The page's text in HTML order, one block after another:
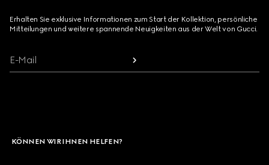
Erhalten Sie exklusive Informationen zum Start der Kollektion, persönliche
Mitteilungen und weitere spannende Neuigkeiten aus der Welt von Gucci.
E-Mail
KÖNNEN WIR IHNEN HELFEN?